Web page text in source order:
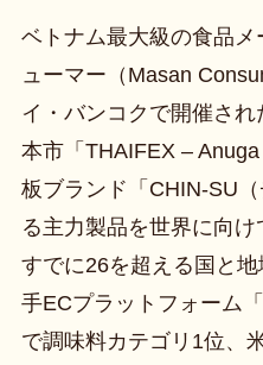
ベトナム最大級の食品
ューマー（Masan
イ・バンコクで開催さ
本市「THAIFEX –
板ブランド「CHIN-SU
る主力製品を世界に向
すでに26を超える国と
手ECプラットフォーム
で調味料カテゴリ1位、